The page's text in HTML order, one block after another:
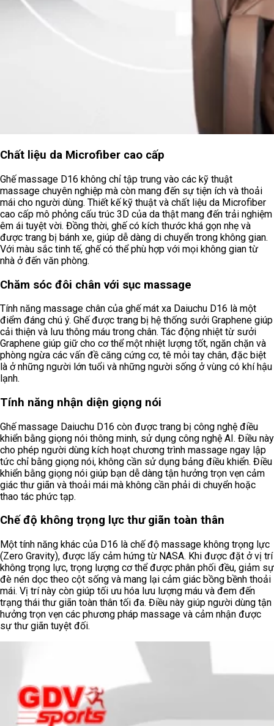
Chất liệu da Microfiber cao cấp
Ghế massage D16 không chỉ tập trung vào các kỹ thuật
massage chuyên nghiệp mà còn mang đến sự tiện ích và thoải
mái cho người dùng. Thiết kế kỹ thuật và chất liệu da Microfiber
cao cấp mô phỏng cấu trúc 3D của da thật mang đến trải nghiệm
êm ái tuyệt vời. Đồng thời, ghế có kích thước khá gọn nhẹ và
được trang bị bánh xe, giúp dễ dàng di chuyển trong không gian.
Với màu sắc tinh tế, ghế có thể phù hợp với mọi không gian từ
nhà ở đến văn phòng.
Chăm sóc đôi chân với sục massage
Tính năng massage chân của ghế mát xa Daiuchu D16 là một
điểm đáng chú ý. Ghế được trang bị hệ thống sưởi Graphene giúp
cải thiện và lưu thông máu trong chân. Tác động nhiệt từ sưởi
Graphene giúp giữ cho cơ thể một nhiệt lượng tốt, ngăn chặn và
phòng ngừa các vấn đề căng cứng cơ, tê mỏi tay chân, đặc biệt
là ở những người lớn tuổi và những người sống ở vùng có khí hậu
lạnh.
Tính năng nhận diện giọng nói
Ghế massage Daiuchu D16 còn được trang bị công nghệ điều
khiển bằng giọng nói thông minh, sử dụng công nghệ AI. Điều này
cho phép người dùng kích hoạt chương trình massage ngay lập
tức chỉ bằng giọng nói, không cần sử dụng bảng điều khiển. Điều
khiển bằng giọng nói giúp bạn dễ dàng tận hưởng trọn vẹn cảm
giác thư giãn và thoải mái mà không cần phải di chuyển hoặc
thao tác phức tạp.
Chế độ không trọng lực thư giãn toàn thân
Một tính năng khác của D16 là chế độ massage không trọng lực
(Zero Gravity), được lấy cảm hứng từ NASA. Khi được đặt ở vị trí
không trọng lực, trọng lượng cơ thể được phân phối đều, giảm sự
đè nén dọc theo cột sống và mang lại cảm giác bồng bềnh thoải
mái. Vị trí này còn giúp tối ưu hóa lưu lượng máu và đem đến
trạng thái thư giãn toàn thân tối đa. Điều này giúp người dùng tận
hưởng trọn vẹn các phương pháp massage và cảm nhận được
sự thư giãn tuyệt đối.